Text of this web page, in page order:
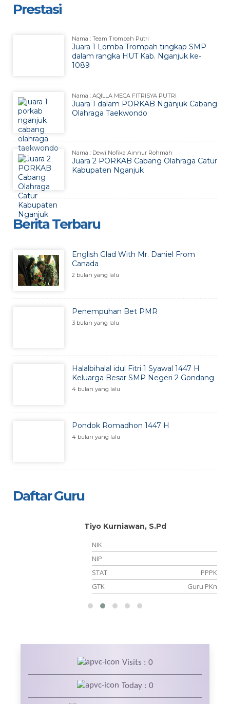
Prestasi
Nama : Team Trompah Putri
Juara 1 Lomba Trompah tingkap SMP
dalam rangka HUT Kab. Nganjuk ke-
1089
Nama : AQILLA MECA FITRISYA PUTRI
Juara 1 dalam PORKAB Nganjuk Cabang
Olahraga Taekwondo
Nama : Dewi Nofika Ainnur Rohmah
Juara 2 PORKAB Cabang Olahraga Catur
Kabupaten Nganjuk
Berita Terbaru
English Glad With Mr. Daniel From
Canada
2 bulan yang lalu
Penempuhan Bet PMR
3 bulan yang lalu
Halalbihalal idul Fitri 1 Syawal 1447 H
Keluarga Besar SMP Negeri 2 Gondang
4 bulan yang lalu
Pondok Romadhon 1447 H
4 bulan yang lalu
Daftar Guru
Tiyo Kurniawan, S.Pd
NIK
NIP
STAT
PPPK
GTK
Guru PKn
Visits : 0
Today : 0